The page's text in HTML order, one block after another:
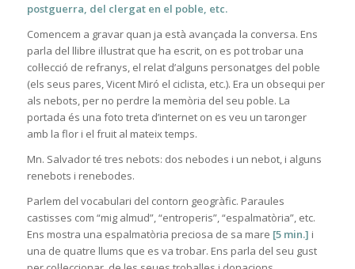
postguerra, del clergat en el poble, etc.
Comencem a gravar quan ja està avançada la conversa. Ens
parla del llibre il·lustrat que ha escrit, on es pot trobar una
col·lecció de refranys, el relat d’alguns personatges del poble
(els seus pares, Vicent Miró el ciclista, etc.). Era un obsequi per
als nebots, per no perdre la memòria del seu poble. La
portada és una foto treta d’internet on es veu un taronger
amb la flor i el fruit al mateix temps.
Mn. Salvador té tres nebots: dos nebodes i un nebot, i alguns
renebots i renebodes.
Parlem del vocabulari del contorn geogràfic. Paraules
castisses com “mig almud”, “entroperis”, “espalmatòria”, etc.
Ens mostra una espalmatòria preciosa de sa mare [5 min.] i
una de quatre llums que es va trobar. Ens parla del seu gust